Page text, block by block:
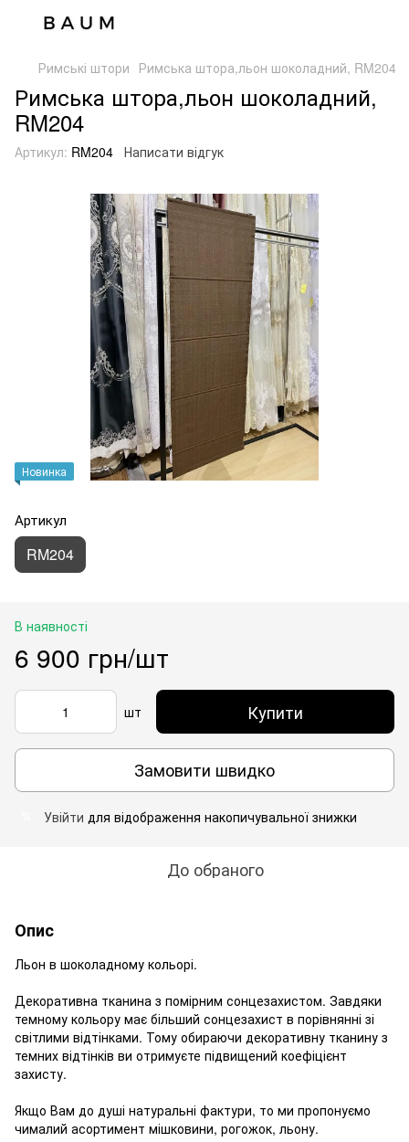
Римські штори Римська штора,льон шоколадний, RM204
Римська штора,льон шоколадний,
RM204
Артикул: RM204 Написати відгук
Новинка
Артикул
RM204
В наявності
6 900 грн/шт
шт Купити
Замовити швидко
Увійти для відображення накопичувальної знижки
До обраного
Опис
Льон в шоколадному кольорі.
Декоративна тканина з помірним сонцезахистом. Завдяки
темному кольору має більший сонцезахист в порівнянні зі
світлими відтінками. Тому обираючи декоративну тканину з
темних відтінків ви отримуєте підвищений коефіцієнт
захисту.
Якщо Вам до душі натуральні фактури, то ми пропонуємо
чималий асортимент мішковини, рогожок, льону.